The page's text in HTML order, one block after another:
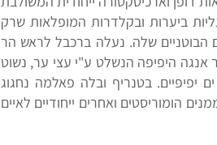
ביערות ובקלדרות המופלאות שרק
הבוטניים שלה. נעלה ברכבל לראש הר
נהלך ביער אנגה היפיפה הנשלט ע"י עצי ער, נשוט
יפיפיים. בטנריף ובלה פאלמה נחגוג
הומוריסטים ואחרים ייחודיים לאיים